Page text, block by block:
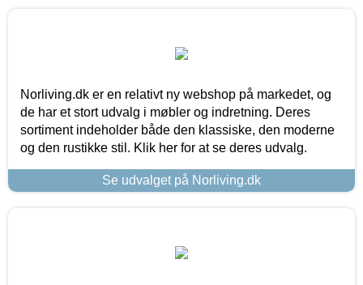
Norliving.dk er en relativt ny webshop på markedet, og
de har et stort udvalg i møbler og indretning. Deres
sortiment indeholder både den klassiske, den moderne
og den rustikke stil. Klik her for at se deres udvalg.
Se udvalget på Norliving.dk